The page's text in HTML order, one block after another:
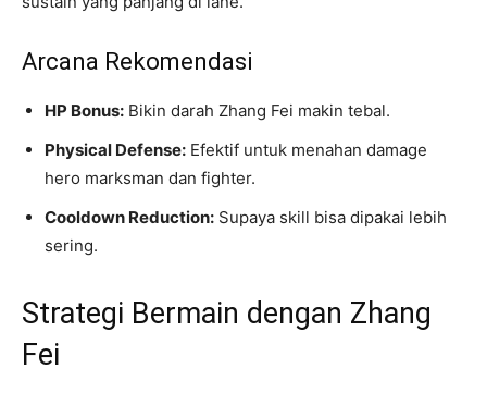
Arcana Rekomendasi
HP Bonus: Bikin darah Zhang Fei makin tebal.
Physical Defense: Efektif untuk menahan damage
hero marksman dan fighter.
Cooldown Reduction: Supaya skill bisa dipakai lebih
sering.
Strategi Bermain dengan Zhang
Fei